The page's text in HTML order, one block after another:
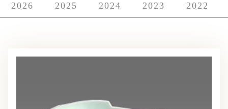
2026 2025 2024 2023 2022